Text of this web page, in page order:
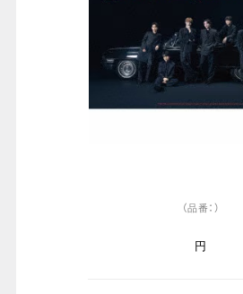
（品番：）
円